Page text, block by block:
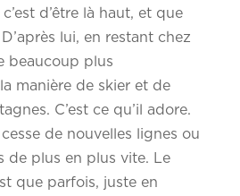
d’être là haut, et que
lui, en restant chez
beaucoup plus
manière de skier et de
C’est ce qu’il adore.
de nouvelles lignes ou
de plus en plus vite. Le
que parfois, juste en